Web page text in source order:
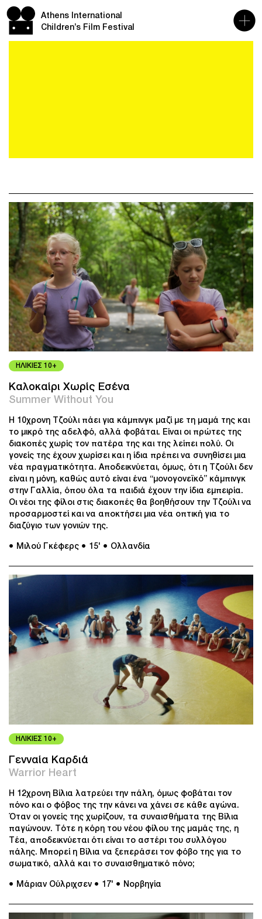
Athens International
Children’s Film Festival
ΗΛΙΚΙΕΣ 10+
Καλοκαίρι Χωρίς Εσένα
Summer Without You
Η 10χρονη Τζούλι πάει για κάμπινγκ μαζί με τη μαμά της και
το μικρό της αδελφό, αλλά φοβάται. Είναι οι πρώτες της
διακοπές χωρίς τον πατέρα της και της λείπει πολύ. Οι
γονείς της έχουν χωρίσει και η ίδια πρέπει να συνηθίσει μια
νέα πραγματικότητα. Αποδεικνύεται, όμως, ότι η Τζούλι δεν
είναι η μόνη, καθώς αυτό είναι ένα “μονογονεϊκό” κάμπινγκ
στην Γαλλία, όπου όλα τα παιδιά έχουν την ίδια εμπειρία.
Οι νέοι της φίλοι στις διακοπές θα βοηθήσουν την Τζούλι να
προσαρμοστεί και να αποκτήσει μια νέα οπτική για το
διαζύγιο των γονιών της.
● Μιλού Γκέφερς ● 15' ● Ολλανδία
ΗΛΙΚΙΕΣ 10+
Γενναία Καρδιά
Warrior Heart
Η 12χρονη Βίλια λατρεύει την πάλη, όμως φοβάται τον
πόνο και ο φόβος της την κάνει να χάνει σε κάθε αγώνα.
Όταν οι γονείς της χωρίζουν, τα συναισθήματα της Βίλια
παγώνουν. Τότε η κόρη του νέου φίλου της μαμάς της, η
Τέα, αποδεικνύεται ότι είναι το αστέρι του συλλόγου
πάλης. Μπορεί η Βίλια να ξεπεράσει τον φόβο της για το
σωματικό, αλλά και το συναισθηματικό πόνο;
● Μάριαν Ούλριχσεν ● 17' ● Νορβηγία